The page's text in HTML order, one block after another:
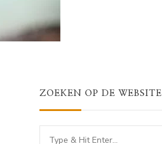
ZOEKEN OP DE WEBSITE
Looking